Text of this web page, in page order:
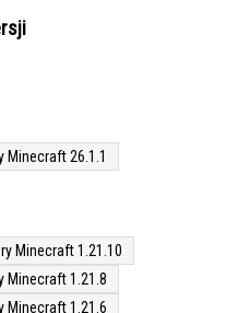
Minecraft 26.1.1
Minecraft 1.21.10
Minecraft 1.21.8
Minecraft 1.21.6